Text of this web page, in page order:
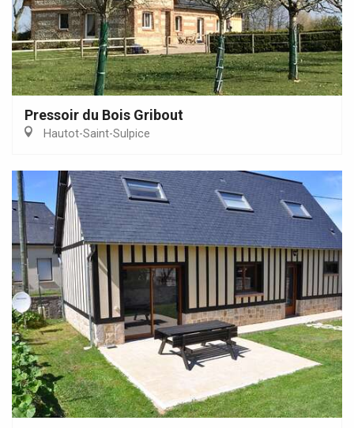
Pressoir du Bois Gribout
Hautot-Saint-Sulpice